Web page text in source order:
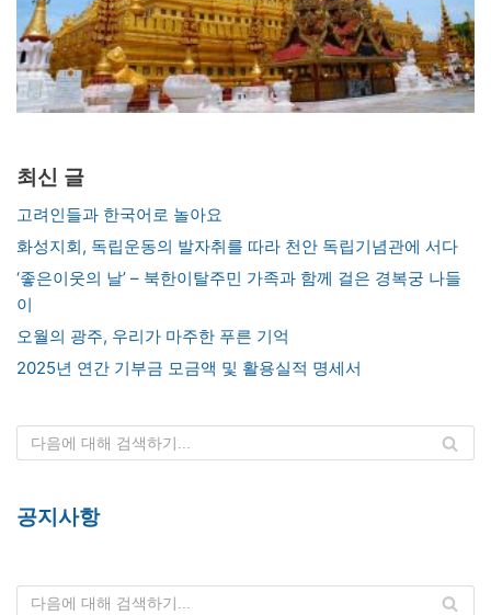
최신 글
고려인들과 한국어로 놀아요
화성지회, 독립운동의 발자취를 따라 천안 독립기념관에 서다
‘좋은이웃의 날’ – 북한이탈주민 가족과 함께 걸은 경복궁 나들
이
오월의 광주, 우리가 마주한 푸른 기억
2025년 연간 기부금 모금액 및 활용실적 명세서
공지사항